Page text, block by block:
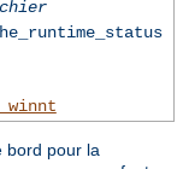
bord pour la